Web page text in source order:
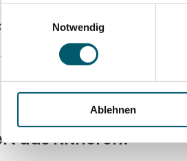
Einwilligungsauswahl
Notwendig
Ablehnen
dank seiner extrem harten,
Reib- und
werden
das Nitrieren?